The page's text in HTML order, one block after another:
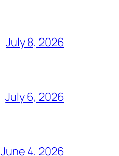
July 8, 2026
July 6, 2026
June 4, 2026